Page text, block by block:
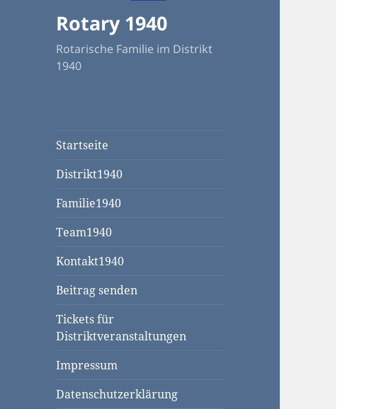
Rotary 1940
Rotarische Familie im Distrikt
1940
Startseite
Distrikt1940
Familie1940
Team1940
Kontakt1940
Beitrag senden
Tickets für
Distriktveranstaltungen
Impressum
Datenschutzerklärung